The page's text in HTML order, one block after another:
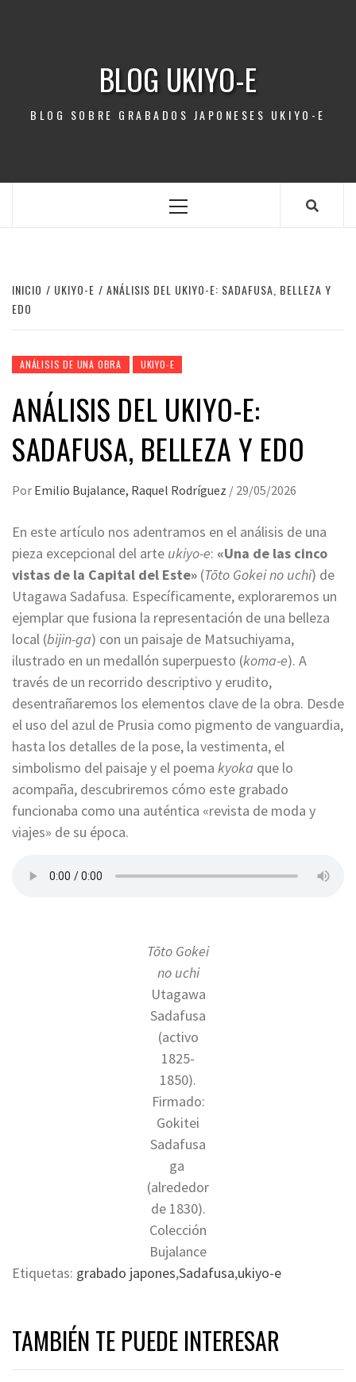
BLOG UKIYO-E
BLOG SOBRE GRABADOS JAPONESES UKIYO-E
Menú
INICIO UKIYO-E
ANÁLISIS DEL UKIYO-E: SADAFUSA, BELLEZA Y
EDO
ANÁLISIS DE UNA OBRA UKIYO-E
ANÁLISIS DEL UKIYO-E:
SADAFUSA, BELLEZA Y EDO
Por Emilio Bujalance, Raquel Rodríguez / 29/05/2026
En este artículo nos adentramos en el análisis de una
pieza excepcional del arte ukiyo-e: «Una de las cinco
vistas de la Capital del Este» (Tōto Gokei no uchi) de
Utagawa Sadafusa. Específicamente, exploraremos un
ejemplar que fusiona la representación de una belleza
local (bijin-ga) con un paisaje de Matsuchiyama,
ilustrado en un medallón superpuesto (koma-e). A
través de un recorrido descriptivo y erudito,
desentrañaremos los elementos clave de la obra. Desde
el uso del azul de Prusia como pigmento de vanguardia,
hasta los detalles de la pose, la vestimenta, el
simbolismo del paisaje y el poema kyoka que lo
acompaña, descubriremos cómo este grabado
funcionaba como una auténtica «revista de moda y
viajes» de su época.
Tōto Gokei
no uchi
Utagawa
Sadafusa
(activo
1825-
1850).
Firmado:
Gokitei
Sadafusa
ga
(alrededor
de 1830).
Colección
Bujalance
Etiquetas: grabado japones,Sadafusa,ukiyo-e
TAMBIÉN TE PUEDE INTERESAR